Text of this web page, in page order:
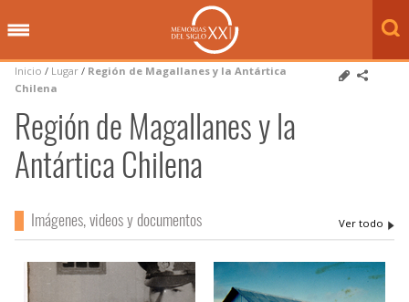
Inicio / Lugar / Región de Magallanes y la Antártica
Chilena
Región de Magallanes y la
Antártica Chilena
Imágenes, videos y documentos